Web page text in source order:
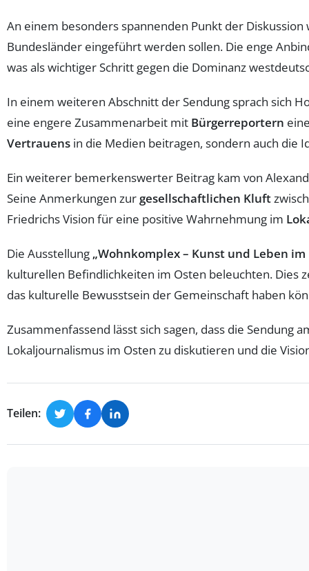
An einem besonders spannenden Punkt der
Bundesländer eingeführt werden sollen. Die enge
was als wichtiger Schritt gegen die Dominanz
In einem weiteren Abschnitt der Sendung sprach sich
eine engere Zusammenarbeit mit Bürgerreportern
Vertrauens in die Medien beitragen, sondern auch die
Ein weiterer bemerkenswerter Beitrag kam von
Seine Anmerkungen zur gesellschaftlichen Kluft
Friedrichs Vision für eine positive Wahrnehmung im
Die Ausstellung „Wohnkomplex – Kunst und Leben
kulturellen Befindlichkeiten im Osten beleuchten. Dies
das kulturelle Bewusstsein der Gemeinschaft haben
Zusammenfassend lässt sich sagen, dass die
Lokaljournalismus im Osten zu diskutieren und die
Teilen: